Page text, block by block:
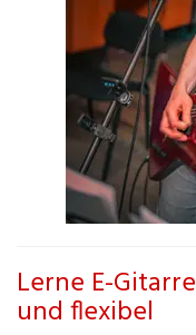
Lerne E-
und flexibel